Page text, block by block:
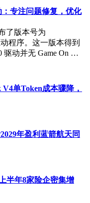
专注问题修复，优化
了版本号为
程序。这一版本得到
驱动并无 Game On …
单Token成本骤降，
年盈利蓝箭航天同
半年8家险企密集增